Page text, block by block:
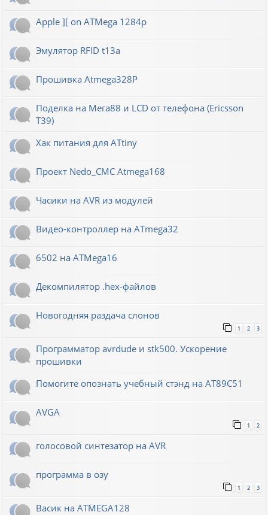
Apple ][ on ATMega 1284p
Эмулятор RFID t13a
Прошивка Atmega328P
Поделка на Мега88 и LCD от телефона (Ericsson
T39)
Хак питания для ATtiny
Проект Nedo_CMC Atmega168
Часики на AVR из модулей
Видео-контроллер на ATmega32
6502 на ATMega16
Декомпилятор .hex-файлов
Новогодняя раздача слонов
1 2 3
Программатор avrdude и stk500. Ускорение
прошивки
Помогите опознать учебный стэнд на AT89С51
AVGA
1 2
голосовой синтезатор на AVR
программа в озу
1 2 3
Васик на ATMEGA128